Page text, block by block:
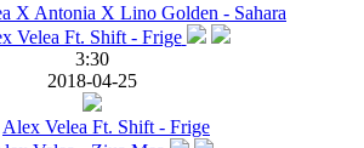
X Antonia X Lino Golden - Sahara
3:30
2018-04-25
Alex Velea Ft. Shift - Frige